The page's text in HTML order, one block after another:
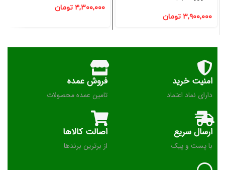
۳,۹۰۰,۰۰۰ تومان
۴,۳۰۰,۰۰۰ تومان
امنیت خرید
دارای نماد اعتماد
فروش عمده
تامین عمده محصولات
ارسال سریع
با پست و پیک
اصالت کالاها
از برترین برندها